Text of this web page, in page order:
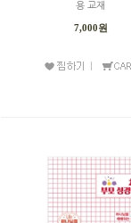
용 교재
7,000원